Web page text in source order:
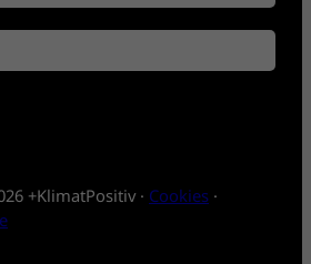
+KlimatPositiv · Cookies ·